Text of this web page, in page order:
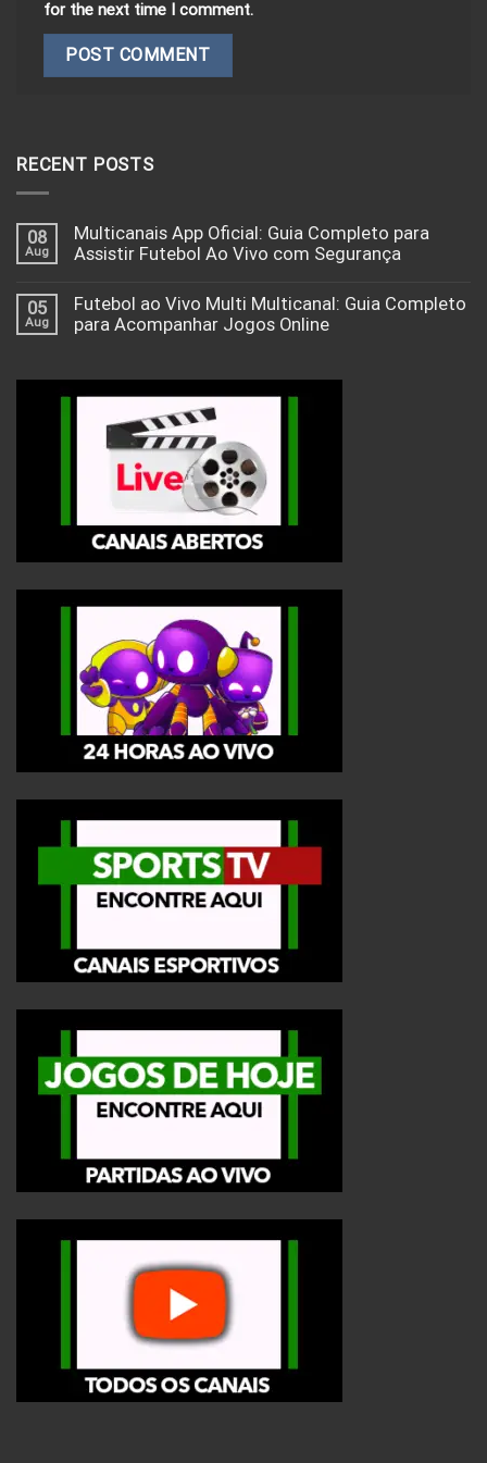
for the next time I comment.
RECENT POSTS
08
Aug
Multicanais App Oficial: Guia Completo para
Assistir Futebol Ao Vivo com Segurança
05
Aug
Futebol ao Vivo Multi Multicanal: Guia Completo
para Acompanhar Jogos Online